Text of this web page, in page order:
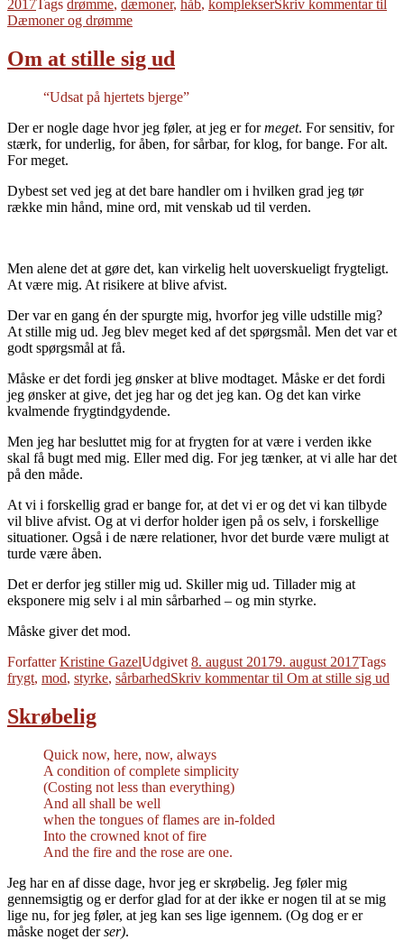
2017Tags drømme, dæmoner, håb, komplekserSkriv kommentartil
Dæmoner og drømme
Om at stille sig ud
“Udsat på hjertets bjerge”
Der er nogle dage hvor jeg føler, at jeg er formeget. For sensitiv, for
stærk, for underlig, for åben, for sårbar, for klog, for bange. For alt.
For meget.
Dybest set ved jeg at det bare handler om i hvilken grad jeg tør
række min hånd, mine ord, mit venskab ud til verden.
Men alene det at gøre det, kan virkelig helt uoverskueligt frygteligt.
At være mig. At risikere at blive afvist.
Der var en gang én der spurgte mig, hvorfor jeg ville udstille mig?
At stille mig ud. Jeg blev meget ked af det spørgsmål. Men det var et
godt spørgsmål at få.
Måske er det fordi jeg ønsker at blive modtaget. Måske er det fordi
jeg ønsker at give, det jeg har og det jeg kan. Og det kan virke
kvalmende frygtindgydende.
Men jeg har besluttet mig for at frygten for at være i verden ikke
skal få bugt med mig. Eller med dig. For jeg tænker, at vi alle har det
på den måde.
At vi i forskellig grad er bange for, at det vi er og det vi kan tilbyde
vil blive afvist. Og at vi derfor holder igen på os selv, i forskellige
situationer. Også i de nære relationer, hvor det burde være muligt at
turde være åben.
Det er derfor jeg stiller mig ud. Skiller mig ud. Tillader mig at
eksponere mig selv i al min sårbarhed – og min styrke.
Måske giver det mod.
ForfatterKristine GazelUdgivet 8. august 20179. august 2017Tags
frygt, mod, styrke, sårbarhedSkriv kommentartil Om at stille sig ud
Skrøbelig
Quick now, here, now, always
A condition of complete simplicity
(Costing not less than everything)
And all shall be well
when the tongues of flames are in-folded
Into the crowned knot of fire
And the fire and the rose are one.
Jeg har en af disse dage, hvor jeg er skrøbelig. Jeg føler mig
gennemsigtig og er derfor glad for at der ikke er nogen til at se mig
lige nu, for jeg føler, at jeg kan ses lige igennem. (Og dog er er
måske noget derser).